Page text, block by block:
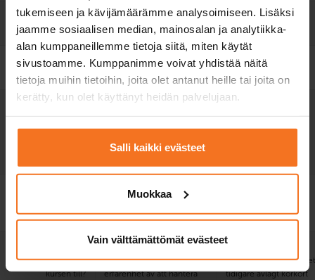
tukemiseen ja kävijämäärämme analysoimiseen. Lisäksi
jaamme sosiaalisen median, mainosalan ja analytiikka-
alan kumppaneillemme tietoja siitä, miten käytät
sivustoamme. Kumppanimme voivat yhdistää näitä
tietoja muihin tietoihin, joita olet antanut heille tai joita on
kerätty, kun olet käyttänyt heidän palvelujaan.
Salli kaikki evästeet
Muokkaa
Vain välttämättömät evästeet
Elektronisk lärmiljö
och lärobok
Övningsprogram för
Utbildningsspråk på
E-teorilektioner på
finska, engelska
myndighetsavgifter
999 €
rekommenderar vi
kursen till?
Dig som har god kunskap
om vägtrafik och tidigare
erfarenhet av att hantera
Dig som har
vägtrafikkunskap och
tidigare avlagt körkort